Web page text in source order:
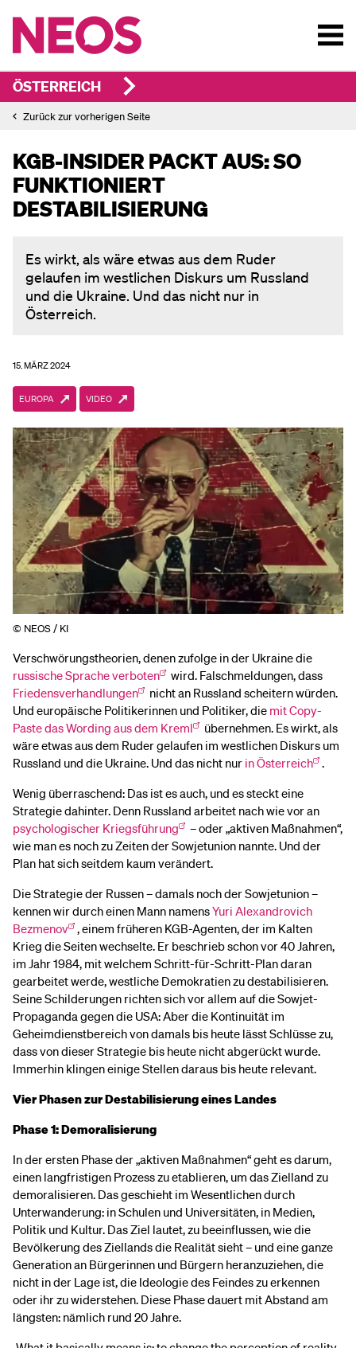
ÖSTERREICH
Zurück zur vorherigen Seite
KGB-INSIDER PACKT AUS: SO
FUNKTIONIERT
DESTABILISIERUNG
Es wirkt, als wäre etwas aus dem Ruder
gelaufen im westlichen Diskurs um Russland
und die Ukraine. Und das nicht nur in
Österreich.
15. MÄRZ 2024
EUROPA VIDEO
© NEOS / KI
Verschwörungstheorien, denen zufolge in der Ukraine die
russische Sprache verboten
wird. Falschmeldungen, dass
Friedensverhandlungen
nicht an Russland scheitern würden.
Und europäische Politikerinnen und Politiker, die mit Copy-
Paste das Wording aus dem Kreml
übernehmen. Es wirkt, als
wäre etwas aus dem Ruder gelaufen im westlichen Diskurs um
Russland und die Ukraine. Und das nicht nur in Österreich .
Wenig überraschend: Das ist es auch, und es steckt eine
Strategie dahinter. Denn Russland arbeitet nach wie vor an
psychologischer Kriegsführung
– oder „aktiven Maßnahmen“,
wie man es noch zu Zeiten der Sowjetunion nannte. Und der
Plan hat sich seitdem kaum verändert.
Die Strategie der Russen – damals noch der Sowjetunion –
kennen wir durch einen Mann namensYuri Alexandrovich
Bezmenov , einem früheren KGB-Agenten, der im Kalten
Krieg die Seiten wechselte. Er beschrieb schon vor 40 Jahren,
im Jahr 1984, mit welchem Schritt-für-Schritt-Plan daran
gearbeitet werde, westliche Demokratien zu destabilisieren.
Seine Schilderungen richten sich vor allem auf die Sowjet-
Propaganda gegen die USA: Aber die Kontinuität im
Geheimdienstbereich von damals bis heute lässt Schlüsse zu,
dass von dieser Strategie bis heute nicht abgerückt wurde.
Immerhin klingen einige Stellen daraus bis heute relevant.
Vier Phasen zur Destabilisierung eines Landes
Phase 1: Demoralisierung
In der ersten Phase der „aktiven Maßnahmen“ geht es darum,
einen langfristigen Prozess zu etablieren, um das Zielland zu
demoralisieren. Das geschieht im Wesentlichen durch
Unterwanderung: in Schulen und Universitäten, in Medien,
Politik und Kultur. Das Ziel lautet, zu beeinflussen, wie die
Bevölkerung des Ziellands die Realität sieht – und eine ganze
Generation an Bürgerinnen und Bürgern heranzuziehen, die
nicht in der Lage ist, die Ideologie des Feindes zu erkennen
oder ihr zu widerstehen. Diese Phase dauert mit Abstand am
längsten: nämlich rund 20 Jahre.